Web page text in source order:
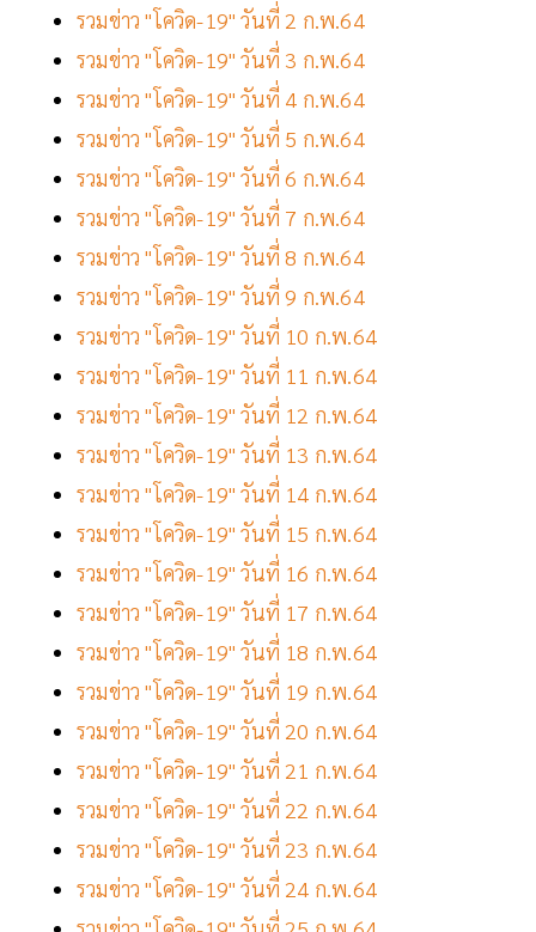
รวมข่าว "โควิด-19" วันที่ 2 ก.พ.64
รวมข่าว "โควิด-19" วันที่ 3 ก.พ.64
รวมข่าว "โควิด-19" วันที่ 4 ก.พ.64
รวมข่าว "โควิด-19" วันที่ 5 ก.พ.64
รวมข่าว "โควิด-19" วันที่ 6 ก.พ.64
รวมข่าว "โควิด-19" วันที่ 7 ก.พ.64
รวมข่าว "โควิด-19" วันที่ 8 ก.พ.64
รวมข่าว "โควิด-19" วันที่ 9 ก.พ.64
รวมข่าว "โควิด-19" วันที่ 10 ก.พ.64
รวมข่าว "โควิด-19" วันที่ 11 ก.พ.64
รวมข่าว "โควิด-19" วันที่ 12 ก.พ.64
รวมข่าว "โควิด-19" วันที่ 13 ก.พ.64
รวมข่าว "โควิด-19" วันที่ 14 ก.พ.64
รวมข่าว "โควิด-19" วันที่ 15 ก.พ.64
รวมข่าว "โควิด-19" วันที่ 16 ก.พ.64
รวมข่าว "โควิด-19" วันที่ 17 ก.พ.64
รวมข่าว "โควิด-19" วันที่ 18 ก.พ.64
รวมข่าว "โควิด-19" วันที่ 19 ก.พ.64
รวมข่าว "โควิด-19" วันที่ 20 ก.พ.64
รวมข่าว "โควิด-19" วันที่ 21 ก.พ.64
รวมข่าว "โควิด-19" วันที่ 22 ก.พ.64
รวมข่าว "โควิด-19" วันที่ 23 ก.พ.64
รวมข่าว "โควิด-19" วันที่ 24 ก.พ.64